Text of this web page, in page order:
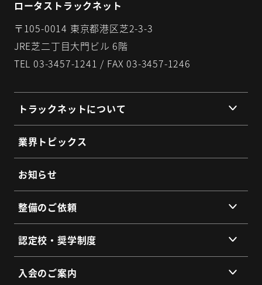
ロータストラックネット
〒105-0014 東京都港区芝2-3-3
JRE芝二丁目大門ビル 6階
TEL 03-3457-1241 / FAX 03-3457-1246
トラックネットについて
組織理念
組織概要
代表挨拶
提携企業・団体一覧
総会・地区会・研修会
会員同士のネットワークづくり
SDGs宣言
業界トピックス
お知らせ
整備のご依頼
提供サービス
サービス拠点
よくあるご質問
認定校・奨学制度
認定校制度について
入会のご案内